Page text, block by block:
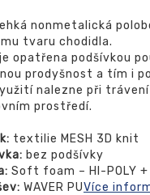
nonmetalická
tvaru chodidla.
opatřena podšívkou
prodyšnost a tím i
nalezne při
prostředí.
textilie MESH 3D knit
bez podšívky
Soft foam – HI-POLY
WAVER PUVíce